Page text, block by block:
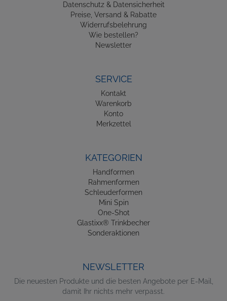
Datenschutz & Datensicherheit
Preise, Versand & Rabatte
Widerrufsbelehrung
Wie bestellen?
Newsletter
SERVICE
Kontakt
Warenkorb
Konto
Merkzettel
KATEGORIEN
Handformen
Rahmenformen
Schleuderformen
Mini Spin
One-Shot
Glastixx® Trinkbecher
Sonderaktionen
NEWSLETTER
Die neuesten Produkte und die besten Angebote per E-Mail,
damit Ihr nichts mehr verpasst.